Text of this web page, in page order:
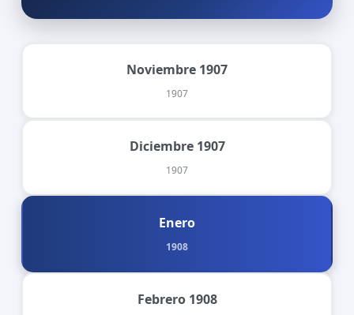
Noviembre 1907
1907
Diciembre 1907
1907
Enero
1908
Febrero 1908